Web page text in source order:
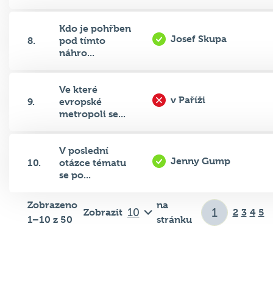
8.
Kdo je pohřben
pod tímto
náhro...
Josef Skupa
9.
Ve které
evropské
metropoli se...
v Paříži
10.
V poslední
otázce tématu
se po...
Jenny Gump
Zobrazeno
1–10 z 50
Zobrazit
na
stránku
2 3 4 5